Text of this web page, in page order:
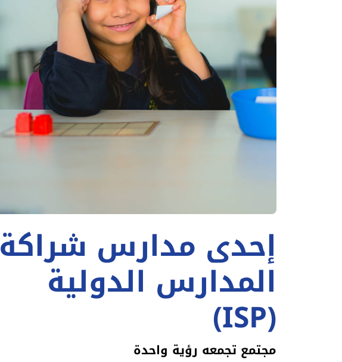
إحدى مدارس شراكة
المدارس الدولية
(ISP)
مجتمع تجمعه رؤية واحدة